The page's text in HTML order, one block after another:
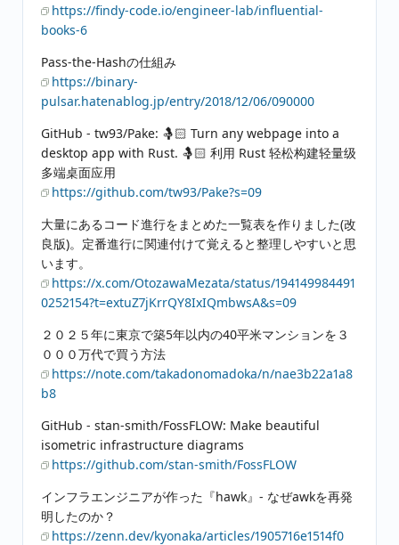
https://findy-code.io/engineer-lab/influential-
books-6
Pass-the-Hashの仕組み
https://binary-
pulsar.hatenablog.jp/entry/2018/12/06/090000
GitHub - tw93/Pake: 🤱🏻 Turn any webpage into a
desktop app with Rust. 🤱🏻 利用 Rust 轻松构建轻量级
多端桌面应用
https://github.com/tw93/Pake?s=09
大量にあるコード進行をまとめた一覧表を作りました(改
良版)。定番進行に関連付けて覚えると整理しやすいと思
います。
https://x.com/OtozawaMezata/status/194149984491
0252154?t=extuZ7jKrrQY8IxIQmbwsA&s=09
２０２５年に東京で築5年以内の40平米マンションを３
０００万代で買う方法
https://note.com/takadonomadoka/n/nae3b22a1a8
b8
GitHub - stan-smith/FossFLOW: Make beautiful
isometric infrastructure diagrams
https://github.com/stan-smith/FossFLOW
インフラエンジニアが作った『hawk』- なぜawkを再発
明したのか？
https://zenn.dev/kyonaka/articles/1905716e1514f0